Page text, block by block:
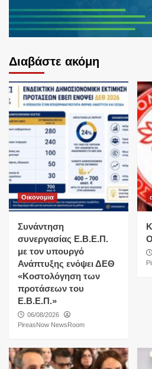
Διαβάστε ακόμη
Οικονομια
Συνάντηση
συνεργασίας Ε.Β.Ε.Π.
με τον υπουργό
Ανάπτυξης ενόψει ΔΕΘ
«Κοστολόγηση των
προτάσεων του
Ε.Β.Ε.Π.»
06/08/2026
PireasNow NewsRoom